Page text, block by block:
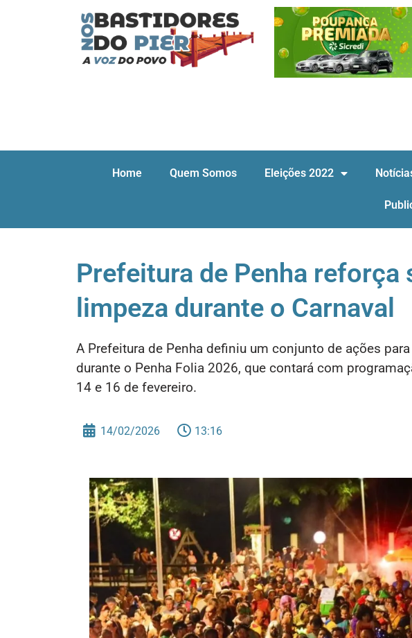
Home Quem Somos Eleições 2022
Prefeitura de Penha reforça
limpeza durante o Carnaval
A Prefeitura de Penha definiu um conjunto de ações
durante o Penha Folia 2026, que contará com
14 e 16 de fevereiro.
14/02/2026 13:16